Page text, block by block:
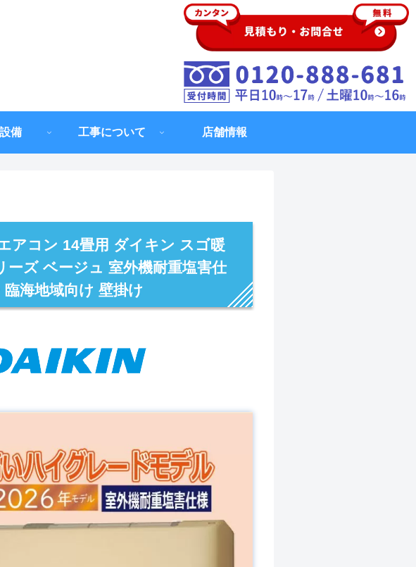
備 工事について 店舗情報
アコン 14畳用 ダイキン スゴ暖
ーズ ベージュ 室外機耐重塩害仕
臨海地域向け 壁掛け